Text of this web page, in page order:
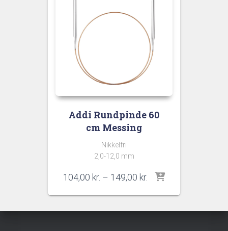
Addi Rundpinde 60
cm Messing
Nikkelfri
2,0-12,0 mm
104,00 kr. – 149,00 kr. Prisinterval:
til
149,00 kr.